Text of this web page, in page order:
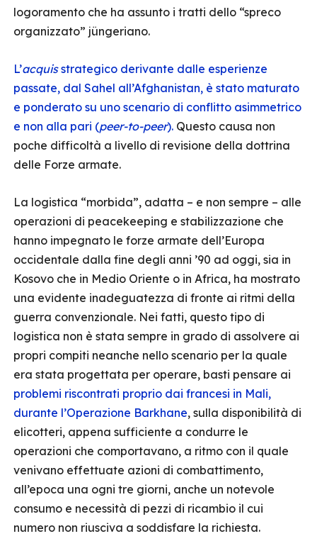
logoramento che ha assunto i tratti dello “spreco
organizzato” jüngeriano.
L’acquisstrategico derivante dalle esperienze
passate, dal Sahel all’Afghanistan, è stato maturato
e ponderato su uno scenario di conflitto asimmetrico
e non alla pari (peer-to-peer). Questo causa non
poche difficoltà a livello di revisione della dottrina
delle Forze armate.
La logistica “morbida”, adatta – e non sempre – alle
operazioni di peacekeeping e stabilizzazione che
hanno impegnato le forze armate dell’Europa
occidentale dalla fine degli anni ’90 ad oggi, sia in
Kosovo che in Medio Oriente o in Africa, ha mostrato
una evidente inadeguatezza di fronte ai ritmi della
guerra convenzionale. Nei fatti, questo tipo di
logistica non è stata sempre in grado di assolvere ai
propri compiti neanche nello scenario per la quale
era stata progettata per operare, basti pensare ai
problemi riscontrati proprio dai francesi in Mali,
durante l’Operazione Barkhane, sulla disponibilità di
elicotteri, appena sufficiente a condurre le
operazioni che comportavano, a ritmo con il quale
venivano effettuate azioni di combattimento,
all’epoca una ogni tre giorni, anche un notevole
consumo e necessità di pezzi di ricambio il cui
numero non riusciva a soddisfare la richiesta.